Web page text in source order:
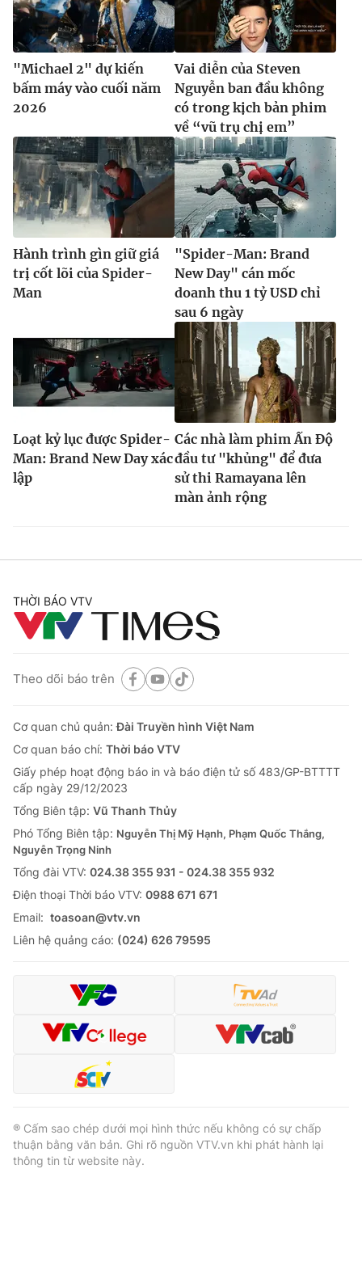
"Michael 2" dự kiến
bấm máy vào cuối năm
2026
Vai diễn của Steven
Nguyễn ban đầu không
có trong kịch bản phim
về “vũ trụ chị em”
Hành trình gìn giữ giá
trị cốt lõi của Spider-
Man
"Spider-Man: Brand
New Day" cán mốc
doanh thu 1 tỷ USD chỉ
sau 6 ngày
Loạt kỷ lục được Spider-
Man: Brand New Day xác
lập
Các nhà làm phim Ấn Độ
đầu tư "khủng" để đưa
sử thi Ramayana lên
màn ảnh rộng
THỜI BÁO VTV
Theo dõi báo trên
Cơ quan chủ quản:Đài Truyền hình Việt Nam
Cơ quan báo chí: Thời báo VTV
Giấy phép hoạt động báo in và báo điện tử số 483/GP-BTTTT
cấp ngày 29/12/2023
Tổng Biên tập: Vũ Thanh Thủy
Phó Tổng Biên tập: Nguyễn Thị Mỹ Hạnh, Phạm Quốc Thắng,
Nguyễn Trọng Ninh
Tổng đài VTV: 024.38 355 931 - 024.38 355 932
Ðiện thoại Thời báo VTV: 0988 671 671
Email: toasoan@vtv.vn
Liên hệ quảng cáo: (024) 626 79595
® Cấm sao chép dưới mọi hình thức nếu không có sự chấp
thuận bằng văn bản. Ghi rõ nguồn VTV.vn khi phát hành lại
thông tin từ website này.